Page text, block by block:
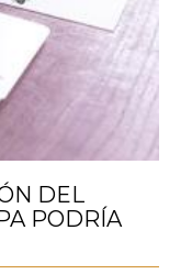
DEL
PODRÍA